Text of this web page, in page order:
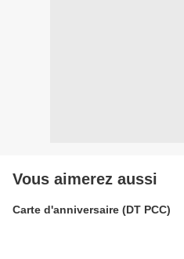
Vous aimerez aussi
Carte d'anniversaire (DT PCC)